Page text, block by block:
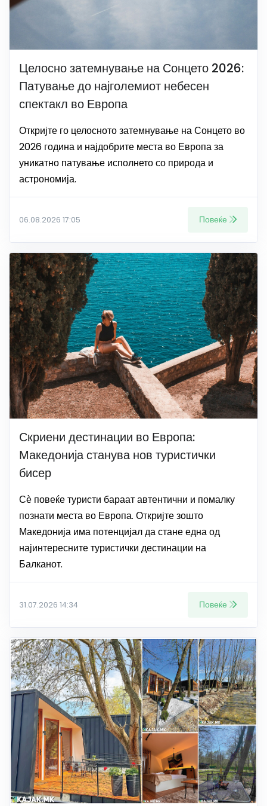
Целосно затемнување на Сонцето 2026:
Патување до најголемиот небесен
спектакл во Европа
Откријте го целосното затемнување на Сонцето во
2026 година и најдобрите места во Европа за
уникатно патување исполнето со природа и
астрономија.
06.08.2026 17:05 Повеќе
Скриени дестинации во Европа:
Македонија станува нов туристички
бисер
Сѐ повеќе туристи бараат автентични и помалку
познати места во Европа. Откријте зошто
Македонија има потенцијал да стане една од
најинтересните туристички дестинации на
Балканот.
31.07.2026 14:34 Повеќе